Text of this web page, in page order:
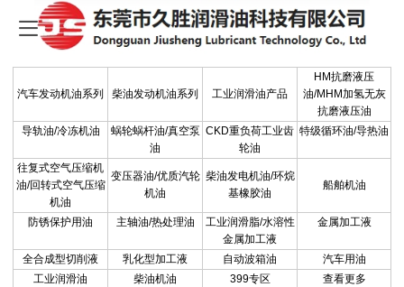
-
汽车发动机油系列 柴油发动机油系列 工业润滑油产品
HM抗磨液压
油/MHM加氢无灰
抗磨液压油
导轨油/冷冻机油
蜗轮蜗杆油/真空泵
油
CKD重负荷工业齿
轮油
特级循环油/导热油
往复式空气压缩机
油/回转式空气压缩
机油
变压器油/优质汽轮
机油
柴油发电机油/环烷
基橡胶油
船舶机油
防锈保护用油 主轴油/热处理油
工业润滑脂/水溶性
金属加工液
金属加工液
全合成型切削液 乳化型加工液 自动波箱油
汽车用油
工业润滑油
柴油机油 399专区 查看更多